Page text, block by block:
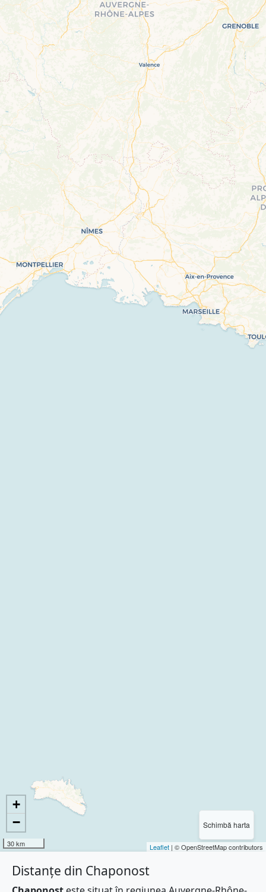
Schimbă harta
+
−
30 km Leaflet | © OpenStreetMap contributors
Distanțe din Chaponost